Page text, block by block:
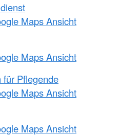
Maps Ansicht
Maps Ansicht
für Pflegende
Maps Ansicht
Maps Ansicht